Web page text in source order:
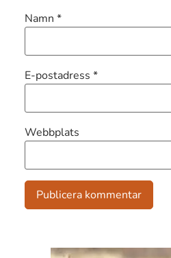
Namn *
E-postadress *
Webbplats